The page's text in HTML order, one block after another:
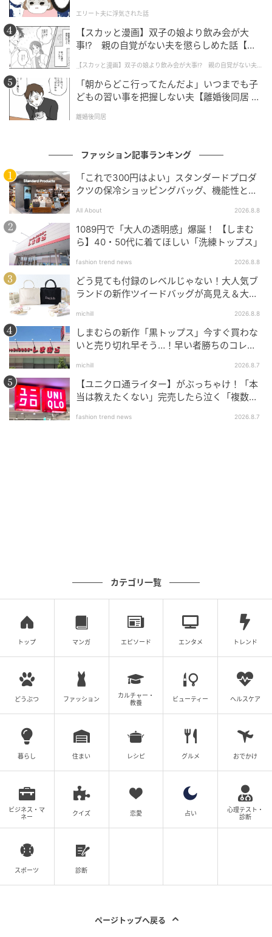
「絶対買うって決めてた」「色違いも欲しす
ぎ」【しまむら】マニアが着こなす「高見え
アイテム」
の記事をもっとみる
エリート夫に浮気された話
【スカッと漫画】双子の娘より飲み会が大
事!? 親の自覚がない夫を懲らしめた話【第1
【スカッと漫画】双子の娘より飲み会が大事!? 親の自覚がない夫を
懲らしめた話
「朝からどこ行ってたんだよ」いつまでも子
どもの習い事を把握しない夫【離婚後同居 Vo
離婚後同居
ファッション記事ランキング
「これで300円はよい」スタンダードプロダ
クツの保冷ショッピングバッグ、機能性とデ
All About 2026.8.8
1089円で「大人の透明感」爆誕！ 【しまむ
ら】40・50代に着てほしい「洗練トップス」
fashion trend news 2026.8.8
どう見ても付録のレベルじゃない！大人気ブ
ランドの新作ツイードバッグが高見え＆大容
michill 2026.8.8
しまむらの新作「黒トップス」今すぐ買わな
いと売り切れ早そう…！早い者勝ちのコレ買
michill 2026.8.7
【ユニクロ通ライター】がぶっちゃけ！「本
当は教えたくない」完売したら泣く「複数買
fashion trend news 2026.8.7
カテゴリ一覧
トップ マンガ エピソード エンタメ トレンド
どうぶつ ファッション
カルチャー・
教養
ビューティー ヘルスケア
暮らし 住まい レシピ グルメ おでかけ
ビジネス・マ
ネー
クイズ 恋愛 占い
心理テスト・
診断
スポーツ 診断
ページトップへ戻る